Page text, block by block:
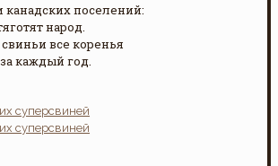
поселений:
народ.
все коренья
каждый год.